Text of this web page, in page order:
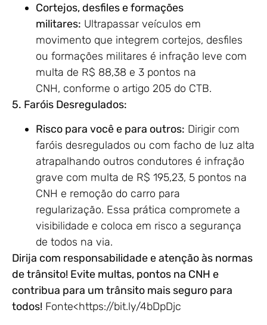
Cortejos, desfiles e formações
militares: Ultrapassar veículos em
movimento que integrem cortejos, desfiles
ou formações militares é infração leve com
multa de R$ 88,38 e 3 pontos na
CNH, conforme o artigo 205 do CTB.
5. Faróis Desregulados:
Risco para você e para outros: Dirigir com
faróis desregulados ou com facho de luz alta
atrapalhando outros condutores é infração
grave com multa de R$ 195,23, 5 pontos na
CNH e remoção do carro para
regularização. Essa prática compromete a
visibilidade e coloca em risco a segurança
de todos na via.
Dirija com responsabilidade e atenção às normas
de trânsito! Evite multas, pontos na CNH e
contribua para um trânsito mais seguro para
todos! Fonte<https://bit.ly/4bDpDjc